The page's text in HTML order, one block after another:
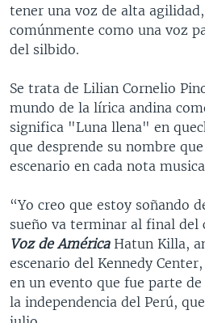
tener una voz de alta
comúnmente como una voz
del silbido.
Se trata de Lilian Cornelio
mundo de la lírica andina
significa "Luna llena" en
que desprende su nombre
escenario en cada nota
“Yo creo que estoy soñando
sueño va terminar al final del
Voz de AméricaHatun Killa,
escenario del Kennedy
en un evento que fue parte
la independencia del Perú,